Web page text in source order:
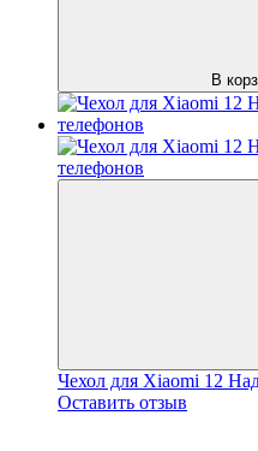
В
Чехол для Xiaomi 12
Оставить отзыв